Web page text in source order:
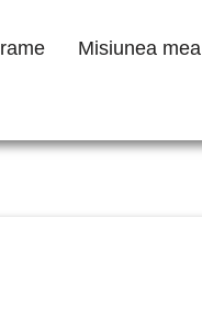
Misiunea mea